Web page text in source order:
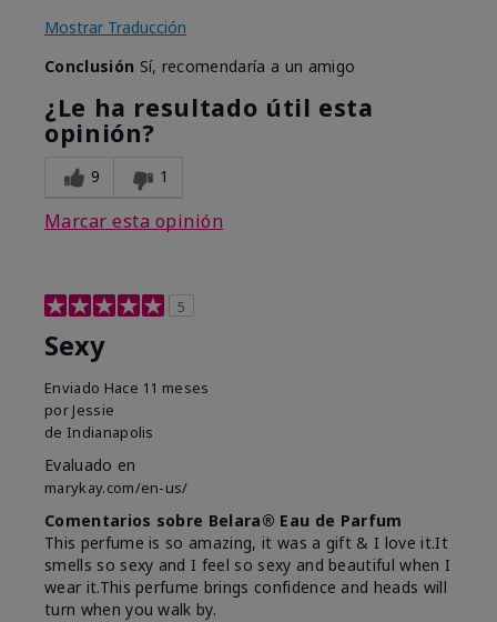
Mostrar Traducción
Conclusión Sí, recomendaría a un amigo
¿Le ha resultado útil esta
opinión?
9 1
Marcar esta opinión
5
Sexy
Enviado Hace 11 meses
por Jessie
de Indianapolis
Evaluado en
marykay.com/en-us/
Comentarios sobre Belara® Eau de Parfum
This perfume is so amazing, it was a gift & I love it.It
smells so sexy and I feel so sexy and beautiful when I
wear it.This perfume brings confidence and heads will
turn when you walk by.